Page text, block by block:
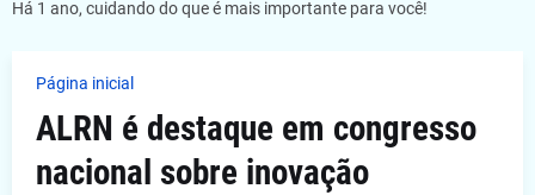
Há 1 ano, cuidando do que é mais importante para você!
Página inicial
ALRN é destaque em congresso
nacional sobre inovação